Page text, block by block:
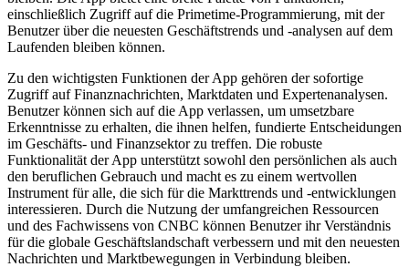
einschließlich Zugriff auf die Primetime-Programmierung, mit der
Benutzer über die neuesten Geschäftstrends und -analysen auf dem
Laufenden bleiben können.
Zu den wichtigsten Funktionen der App gehören der sofortige
Zugriff auf Finanznachrichten, Marktdaten und Expertenanalysen.
Benutzer können sich auf die App verlassen, um umsetzbare
Erkenntnisse zu erhalten, die ihnen helfen, fundierte Entscheidungen
im Geschäfts- und Finanzsektor zu treffen. Die robuste
Funktionalität der App unterstützt sowohl den persönlichen als auch
den beruflichen Gebrauch und macht es zu einem wertvollen
Instrument für alle, die sich für die Markttrends und -entwicklungen
interessieren. Durch die Nutzung der umfangreichen Ressourcen
und des Fachwissens von CNBC können Benutzer ihr Verständnis
für die globale Geschäftslandschaft verbessern und mit den neuesten
Nachrichten und Marktbewegungen in Verbindung bleiben.